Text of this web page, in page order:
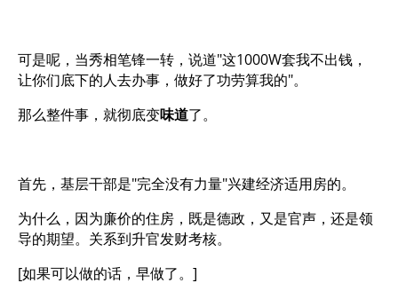
可是呢，当秀相笔锋一转，说道"这1000W套我不出钱，
让你们底下的人去办事，做好了功劳算我的"。
那么整件事，就彻底变味道了。
首先，基层干部是"完全没有力量"兴建经济适用房的。
为什么，因为廉价的住房，既是德政，又是官声，还是领
导的期望。关系到升官发财考核。
[如果可以做的话，早做了。]